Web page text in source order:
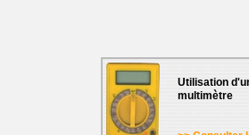
Utilisation
multimètre